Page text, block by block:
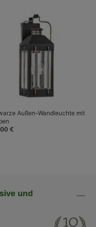
Außen-Wandleuchte mit
€
und